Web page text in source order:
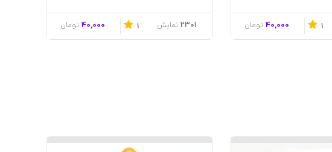
1
40,000 تومان 2301 نمایش 1
40,000 تومان